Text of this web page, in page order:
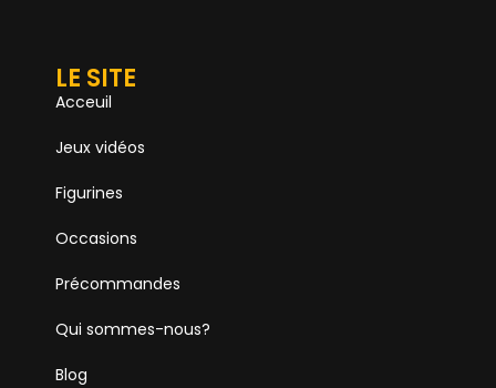
LE SITE
Acceuil
Jeux vidéos
Figurines
Occasions
Précommandes
Qui sommes-nous?
Blog